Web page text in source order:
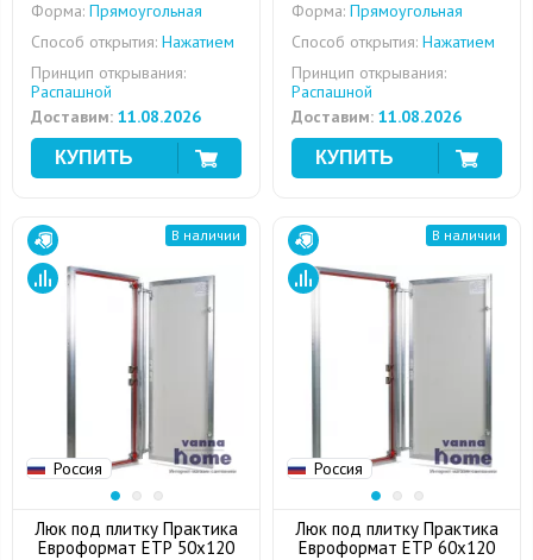
Форма: Прямоугольная
Способ открытия: Нажатием
Принцип открывания:
Распашной
Доставим: 11.08.2026
Форма: Прямоугольная
Способ открытия: Нажатием
Принцип открывания:
Распашной
Доставим: 11.08.2026
Россия
В наличии
Люк под плитку Практика
Евроформат ЕТР 50x120
Россия
В наличии
Люк под плитку Практика
Евроформат ЕТР 60x120